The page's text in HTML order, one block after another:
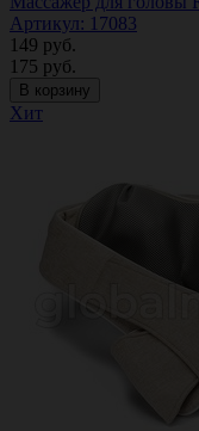
Артикул: 17083
149 руб.
175 руб.
В корзину
Хит